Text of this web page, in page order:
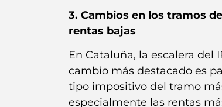
3. Cambios en los tramos
rentas bajas
En Cataluña, la escalera del
cambio más destacado es
tipo impositivo del tramo
especialmente las rentas